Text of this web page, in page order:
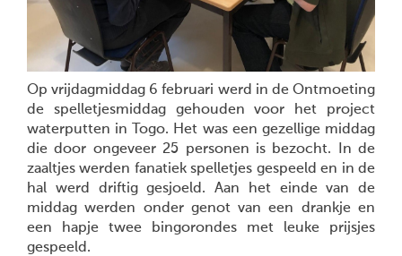
Op vrijdagmiddag 6 februari werd in de Ontmoeting
de spelletjesmiddag gehouden voor het project
waterputten in Togo. Het was een gezellige middag
die door ongeveer 25 personen is bezocht. In de
zaaltjes werden fanatiek spelletjes gespeeld en in de
hal werd driftig gesjoeld. Aan het einde van de
middag werden onder genot van een drankje en
een hapje twee bingorondes met leuke prijsjes
gespeeld.